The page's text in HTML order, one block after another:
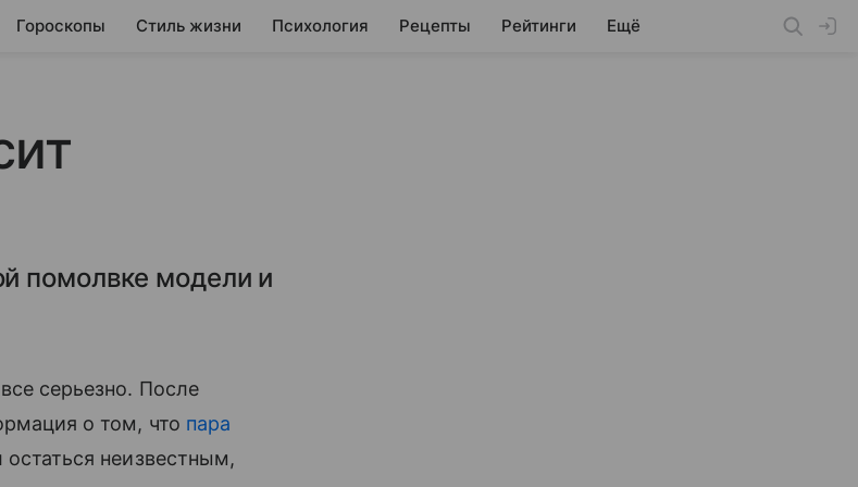
Гороскопы Стиль жизни Психология Рецепты Рейтинги Ещё
помолвке модели и
серьезно. После
о том, что пара
неизвестным,